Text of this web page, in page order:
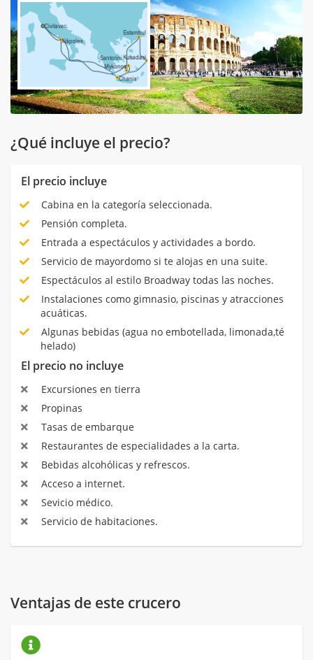
¿Qué incluye el precio?
El precio incluye
Cabina en la categoría seleccionada.
Pensión completa.
Entrada a espectáculos y actividades a bordo.
Servicio de mayordomo si te alojas en una suite.
Espectáculos al estilo Broadway todas las noches.
Instalaciones como gimnasio, piscinas y atracciones
acuáticas.
Algunas bebidas (agua no embotellada, limonada,té
helado)
El precio no incluye
Excursiones en tierra
Propinas
Tasas de embarque
Restaurantes de especialidades a la carta.
Bebidas alcohólicas y refrescos.
Acceso a internet.
Sevicio médico.
Servicio de habitaciones.
Ventajas de este crucero